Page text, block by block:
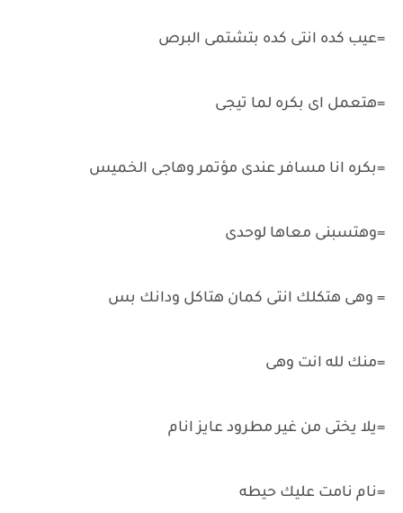
=عيب كده انتى كده بتشتمى البرص
=هتعمل اى بكره لما تيجى
=بكره انا مسافر عندى مؤتمر وهاجى الخميس
=وهتسبنى معاها لوحدى
= وهى هتكلك انتى كمان هتاكل ودانك بس
=منك لله انت وهى
=يلا يختى من غير مطرود عايز انام
=نام نامت عليك حيطه